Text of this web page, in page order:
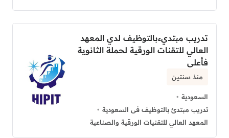
تدريب مبتديءبالتوظيف لدي المعهد
العالي للتقنات الورقية لحملة الثانوية
فأعلى
منذ سنتين
السعودية
تدريب مبتدئ بالتوظيف فى السعودية
المعهد العالي للتقنيات الورقية والصناعية